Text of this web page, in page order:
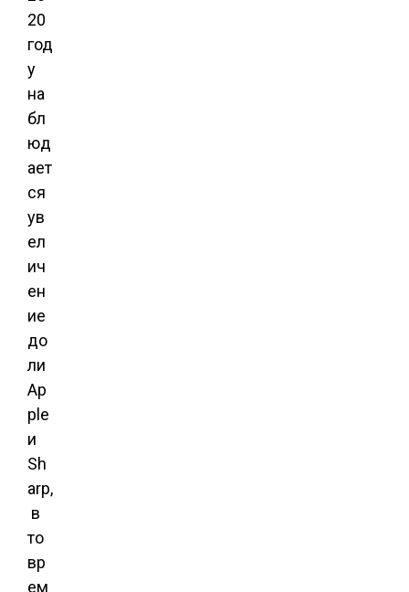
20
год
у
на
бл
юд
ает
ся
ув
ел
ич
ен
ие
до
ли
Ap
ple
и
Sh
arp,
в
то
вр
ем